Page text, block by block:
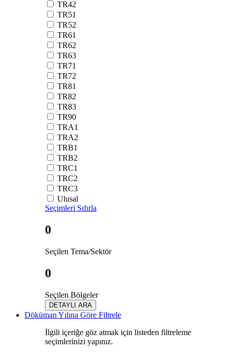
TR42
TR51
TR52
TR61
TR62
TR63
TR71
TR72
TR81
TR82
TR83
TR90
TRA1
TRA2
TRB1
TRB2
TRC1
TRC2
TRC3
Ulusal
Seçimleri Sıfırla
0
Seçilen Tema/Sektör
0
Seçilen Bölgeler
DETAYLI ARA
Döküman Yılına Göre Filtrele
İlgili içeriğe göz atmak için listeden filtreleme
seçimlerinizi yapınız.